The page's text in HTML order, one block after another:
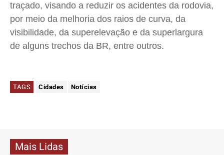
traçado, visando a reduzir os acidentes da rodovia,
por meio da melhoria dos raios de curva, da
visibilidade, da superelevação e da superlargura
de alguns trechos da BR, entre outros.
TAGS Cidades Notícias
Mais Lidas